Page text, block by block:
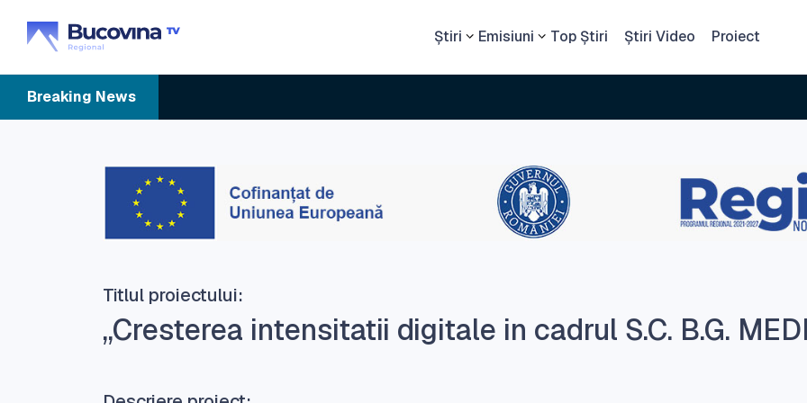
Știri Emisiuni Top Știri Știri Video Proiect
Breaking News
Titlul proiectului:
„Cresterea intensitatii digitale in cadrul S.C. B.G.